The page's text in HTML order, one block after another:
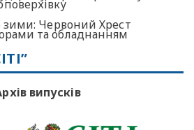
зими: Червоний Хрест
та обладнанням
випусків